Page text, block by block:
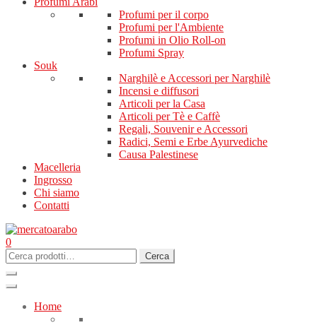
Profumi per il corpo
Profumi per l'Ambiente
Profumi in Olio Roll-on
Profumi Spray
Souk
Narghilè e Accessori per Narghilè
Incensi e diffusori
Articoli per la Casa
Articoli per Tè e Caffè
Regali, Souvenir e Accessori
Radici, Semi e Erbe Ayurvediche
Causa Palestinese
Macelleria
Ingrosso
Chi siamo
Contatti
0
Cerca:
Cerca
Home